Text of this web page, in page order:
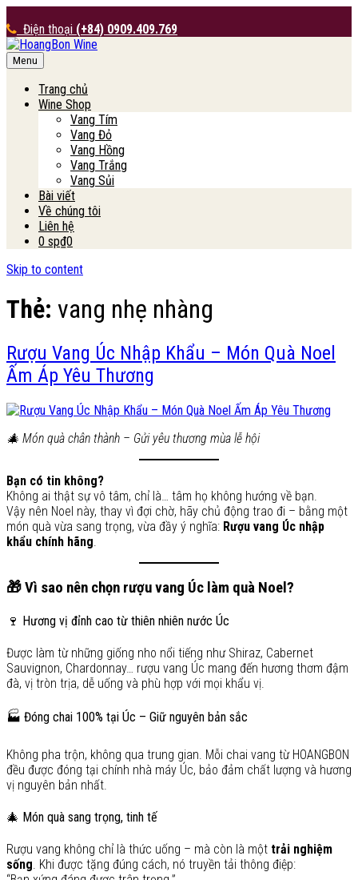
Điện thoại (+84) 0909.409.769
HoangBon Wine
Menu
Trang chủ
Wine Shop
Vang Tím
Vang Đỏ
Vang Hồng
Vang Trắng
Vang Sủi
Bài viết
Về chúng tôi
Liên hệ
0 sp₫0
Skip to content
Thẻ: vang nhẹ nhàng
Rượu Vang Úc Nhập Khẩu – Món Quà Noel
Ấm Áp Yêu Thương
🎄 Món quà chân thành – Gửi yêu thương mùa lễ hội
Bạn có tin không?
Không ai thật sự vô tâm, chỉ là… tâm họ không hướng về bạn.
Vậy nên Noel này, thay vì đợi chờ, hãy chủ động trao đi – bằng một
món quà vừa sang trọng, vừa đầy ý nghĩa: Rượu vang Úc nhập
khẩu chính hãng
🎁 Vì sao nên chọn rượu vang Úc làm quà Noel?
🍷 Hương vị đỉnh cao từ thiên nhiên nước Úc
Được làm từ những giống nho nổi tiếng như Shiraz, Cabernet
Sauvignon, Chardonnay… rượu vang Úc mang đến hương thơm đậm
đà, vị tròn trịa, dễ uống và phù hợp với mọi khẩu vị.
🏭 Đóng chai 100% tại Úc – Giữ nguyên bản sắc
Không pha trộn, không qua trung gian. Mỗi chai vang từ HOANGBON
đều được đóng tại chính nhà máy Úc, bảo đảm chất lượng và hương
vị nguyên bản nhất.
🎄 Món quà sang trọng, tinh tế
Rượu vang không chỉ là thức uống – mà còn là một trải nghiệm
sống. Khi được tặng đúng cách, nó truyền tải thông điệp: